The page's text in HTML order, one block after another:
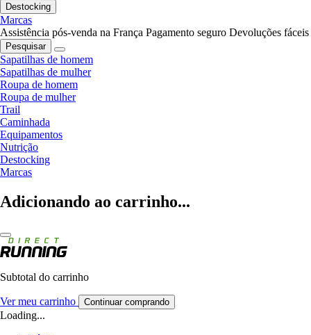
Destocking
Marcas
Assistência pós-venda na França Pagamento seguro Devoluções fáceis
Pesquisar
Sapatilhas de homem
Sapatilhas de mulher
Roupa de homem
Roupa de mulher
Trail
Caminhada
Equipamentos
Nutrição
Destocking
Marcas
Adicionando ao carrinho...
Subtotal do carrinho
Ver meu carrinho Continuar comprando
Loading...